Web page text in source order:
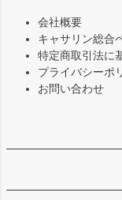
会社概要
キャサリン総合
特定商取引法に
プライバシーポ
お問い合わせ